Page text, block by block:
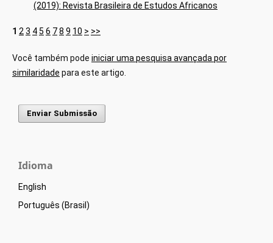
(2019): Revista Brasileira de Estudos Africanos
1 23 45 6 78 9 10 > >>
Você também pode iniciar uma pesquisa avançada por
similaridade para este artigo.
Enviar Submissão
Idioma
English
Português (Brasil)